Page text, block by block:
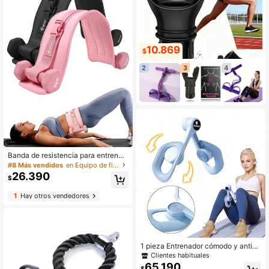
Banda de resistencia para entrena
miento de cadera, equipo de entren
amiento de muslos, banda de activa
ción de cadera ajustable para ejerci
#8 Más vendidos en Equipo de fitness integrado
$26.390
1Hay otros vendedores
$10.869
2 3 4
1 pieza Entrenador cómodo y antide
slizante para los músculos del piso
pélvico, ejercitador de muslos para
Clientes habituales